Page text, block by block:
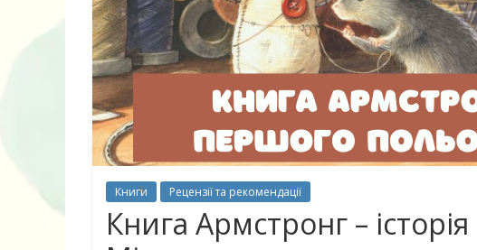
Книги Рецензії та рекомендації
Книга Армстронг –